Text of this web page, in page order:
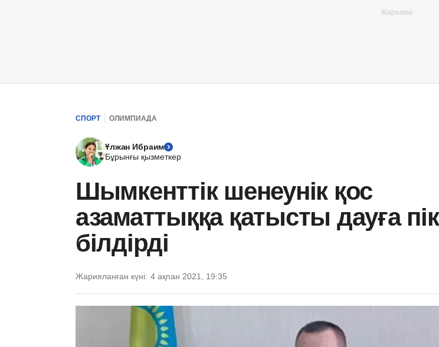
СПОРТ ОЛИМПИАДА
Ұлжан Ибраим
Бұрынғы қызметкер
Шымкенттік шенеунік қос
азаматтыққа қатысты дауға
білдірді
Жарияланған күні: 4 ақпан 2021, 19:35